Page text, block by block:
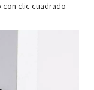
con clic cuadrado